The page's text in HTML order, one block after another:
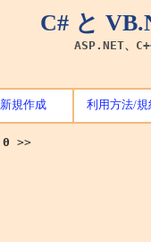
C# と
ASP.NET、
新規作成 利用方法/規
0 >>